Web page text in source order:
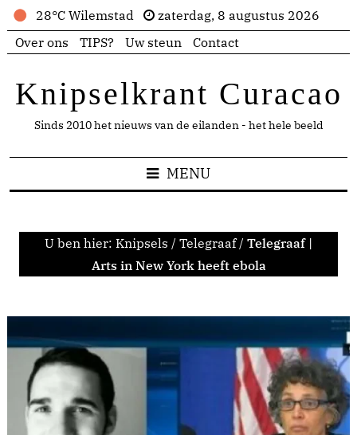
28°C Wilemstad
zaterdag, 8 augustus 2026
Over ons
TIPS? Uw steun Contact
Knipselkrant Curacao
Sinds 2010 het nieuws van de eilanden - het hele beeld
MENU
U ben hier: Knipsels / Telegraaf / Telegraaf |
Arts in New York heeft ebola